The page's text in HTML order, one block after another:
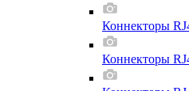
Коннекторы
Коннекторы